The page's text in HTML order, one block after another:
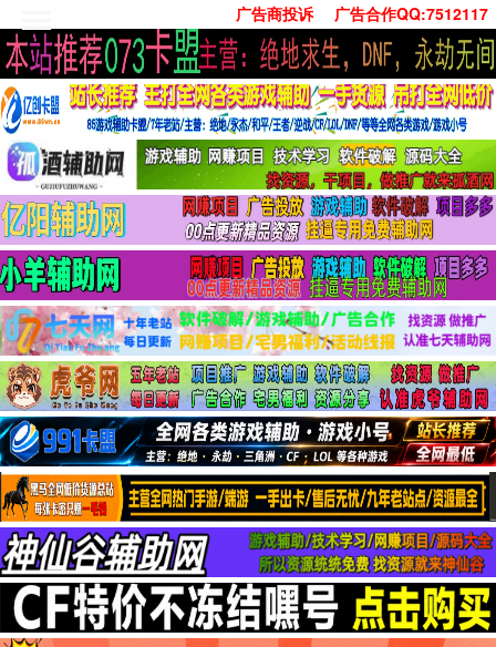
广告商投诉 广告合作QQ:7512117
首页
技术学习
安卓绿化
单机游戏
社交娱乐
系统工具
活动线报
常用办公
源码收集
值得一看
两性情感